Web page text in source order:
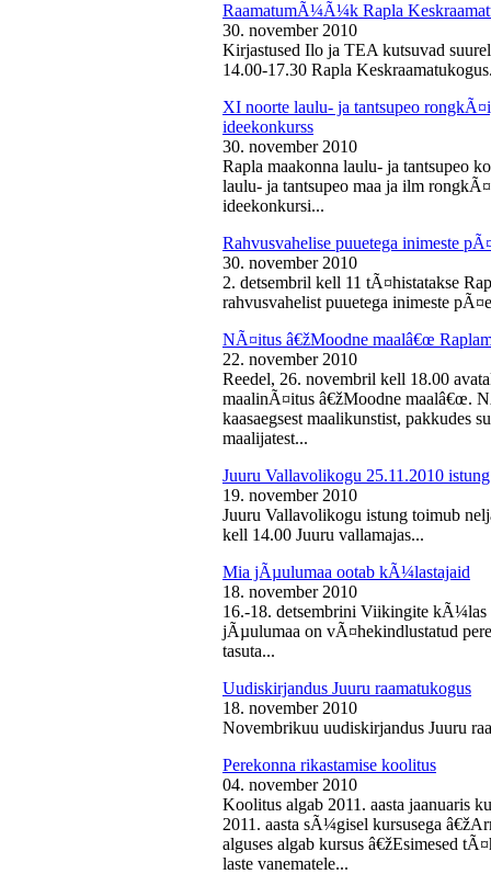
RaamatumÃ¼Ã¼k Rapla
30. november 2010
Kirjastused Ilo ja TEA kutsuvad
14.00-17.30 Rapla
XI noorte laulu- ja tantsupeo
ideekonkurss
30. november 2010
Rapla maakonna laulu- ja tantsupeo
laulu- ja tantsupeo maa ja ilm
ideekonkursi...
Rahvusvahelise puuetega inimeste
30. november 2010
2. detsembril kell 11 tÃ¤histatakse
rahvusvahelist puuetega inimeste
NÃ¤itus â€žMoodne maalâ€œ
22. november 2010
Reedel, 26. novembril kell 18.00
maalinÃ¤itus â€žMoodne maalâ€œ.
kaasaegsest maalikunstist, pakkudes
maalijatest...
Juuru Vallavolikogu 25.11.2010 istung
19. november 2010
Juuru Vallavolikogu istung toimub
kell 14.00 Juuru vallamajas...
Mia jÃµulumaa ootab kÃ¼lastajaid
18. november 2010
16.-18. detsembrini Viikingite
jÃµulumaa on vÃ¤hekindlustatud
tasuta...
Uudiskirjandus Juuru raamatukogus
18. november 2010
Novembrikuu uudiskirjandus Juuru
Perekonna rikastamise koolitus
04. november 2010
Koolitus algab 2011. aasta jaanuaris
2011. aasta sÃ¼gisel kursusega
alguses algab kursus â€žEsimesed
laste vanematele...